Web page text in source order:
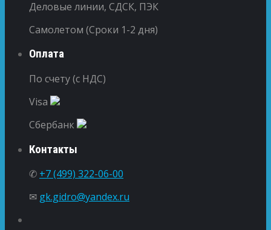
Деловые линии, СДСК, ПЭК
Самолетом (Сроки 1-2 дня)
Оплата
По счету (с НДС)
Visa
Сбербанк
Контакты
✆ +7 (499) 322-06-00
✉ gk.gidro@yandex.ru